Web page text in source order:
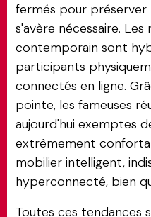
fermés pour préserver
s'avère nécessaire. Les
contemporain sont
participants
connectés en ligne.
pointe, les fameuses
aujourd'hui exemptes
extrêmement
mobilier intelligent,
hyperconnecté, bien
Toutes ces tendances